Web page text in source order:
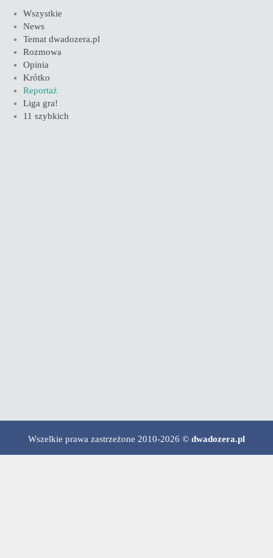
Wszystkie
News
Temat dwadozera.pl
Rozmowa
Opinia
Krótko
Reportaż
Liga gra!
11 szybkich
Wszelkie prawa zastrzeżone 2010-2026 © dwadozera.pl